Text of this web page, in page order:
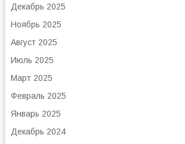
Декабрь 2025
Ноябрь 2025
Август 2025
Июль 2025
Март 2025
Февраль 2025
Январь 2025
Декабрь 2024